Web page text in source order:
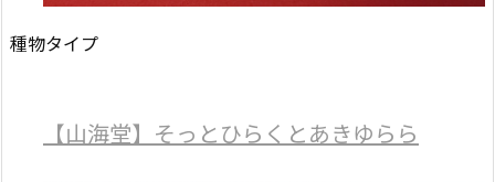
種物タイプ
【山海堂】そっとひらくとあきゆらら